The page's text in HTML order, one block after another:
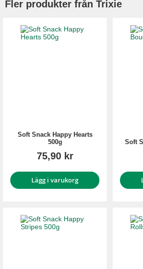
Fler produkter från Trixie
Soft Snack Happy Hearts
500g
75,90 kr
Lägg i varukorg
Soft